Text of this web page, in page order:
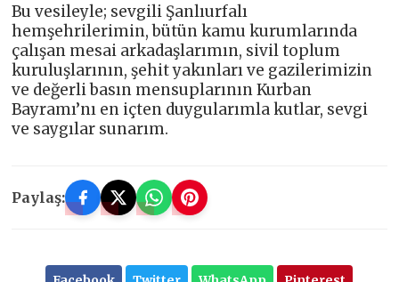
Bu vesileyle; sevgili Şanlıurfalı
hemşehrilerimin, bütün kamu kurumlarında
çalışan mesai arkadaşlarımın, sivil toplum
kuruluşlarının, şehit yakınları ve gazilerimizin
ve değerli basın mensuplarının Kurban
Bayramı’nı en içten duygularımla kutlar, sevgi
ve saygılar sunarım.
Paylaş: